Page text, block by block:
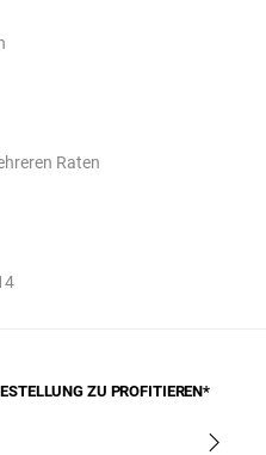
Raten
ZU PROFITIEREN*